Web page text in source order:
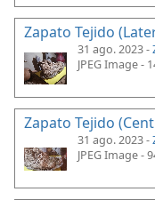
Zapato Tejido
31 ago. 2023 -
JPEG Image -
Zapato Tejido
31 ago. 2023 -
JPEG Image -